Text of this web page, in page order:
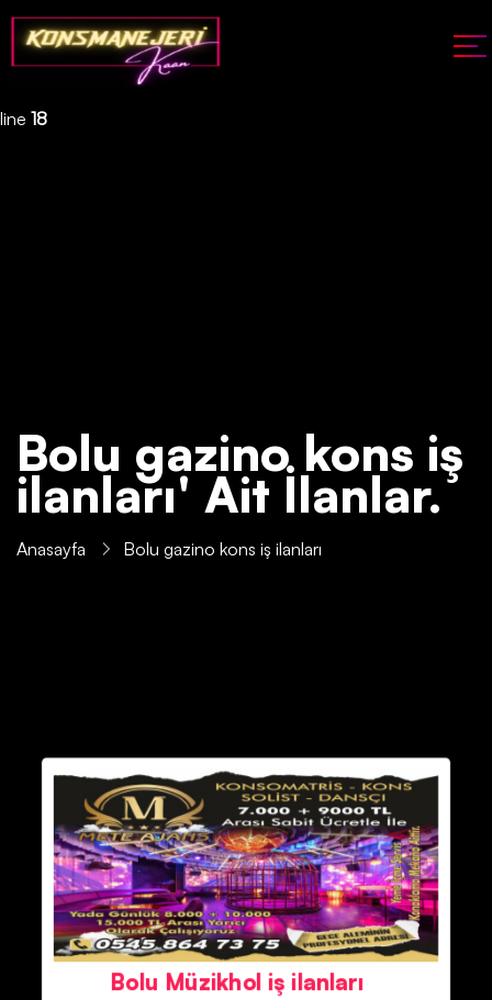
Deprecated: json_decode(): Passing null to parameter #1 ($json)
of type string is deprecated in
/home/konsmenajericom/public_html/api/kontrol/etiket.php
line 18
Bolu gazino kons iş
ilanları' Ait İlanlar.
Anasayfa Bolu gazino kons iş ilanları
Bolu Müzikhol iş ilanları